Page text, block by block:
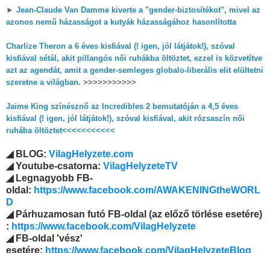
► Jean-Claude Van Damme kiverte a "gender-biztosítékot", mivel az
azonos nemű házasságot a kutyák házasságához hasonlította
Charlize Theron a 6 éves kisfiával (! igen, jól látjátok!), szóval
kisfiával sétál, akit pillangós női ruhákba öltöztet, ezzel is közvetítve
azt az agendát, amit a gender-semleges globalo-liberális elit elültetni
szeretne a világban. >>>>>>>>>>>
Jaime King színésznő az Incredibles 2 bemutatóján a 4,5 éves
kisfiával (! igen, jól látjátok!), szóval kisfiával, akit rózsaszín női
ruhába öltöztet<<<<<<<<<<<
◢ BLOG: VilagHelyzete.com
◢ Youtube-csatorna: VilagHelyzeteTV
◢ Legnagyobb FB-
oldal: https://www.facebook.com/AWAKENINGtheWORL
D
◢ Párhuzamosan futó FB-oldal (az előző törlése esetére)
: https://www.facebook.com/VilagHelyzete
◢ FB-oldal 'vész'
esetére: https://www.facebook.com/VilagHelyzeteBlog